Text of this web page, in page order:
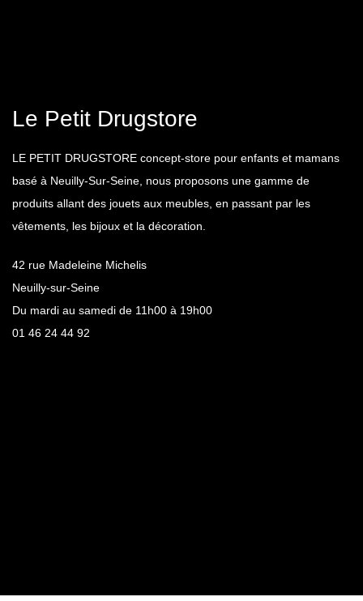
Le Petit Drugstore
LE PETIT DRUGSTORE concept-store pour enfants et mamans
basé à Neuilly-Sur-Seine, nous proposons une gamme de
produits allant des jouets aux meubles, en passant par les
vêtements, les bijoux et la décoration.
42 rue Madeleine Michelis
Neuilly-sur-Seine
Du mardi au samedi de 11h00 à 19h00
01 46 24 44 92